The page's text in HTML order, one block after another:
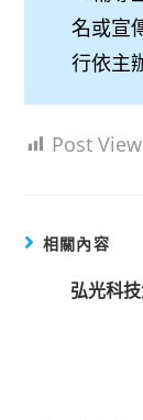
名或宣
行依主
Post
相關內容
弘光科